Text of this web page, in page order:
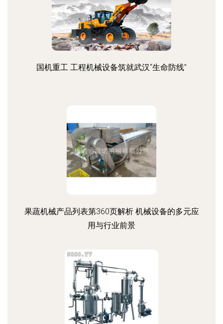
国机重工 工程机械设备筑就武汉“生命防线”
果蔬机械产品列表第360页解析 机械设备的多元应
用与行业前景